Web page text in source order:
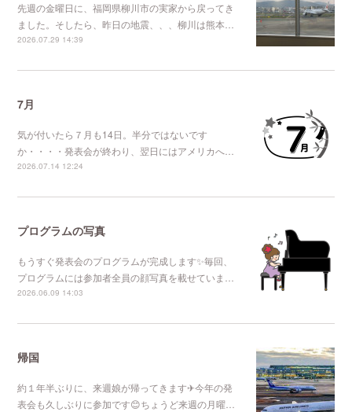
先週の金曜日に、福岡県柳川市の実家から戻ってき
ました。そしたら、昨日の地震、、、柳川は熊本…
2026.07.29 14:39
7月
気が付いたら７月も14日。半分ではないです
か・・・・発表会が終わり、翌日にはアメリカへ…
2026.07.14 12:24
プログラムの写真
もうすぐ発表会のプログラムが完成します✨毎回、
プログラムには参加者全員の顔写真を載せていま…
2026.06.09 14:03
帰国
約１年半ぶりに、来週娘が帰ってきます✈今年の発
表会も久しぶりに参加です😊ちょうど来週の月曜…